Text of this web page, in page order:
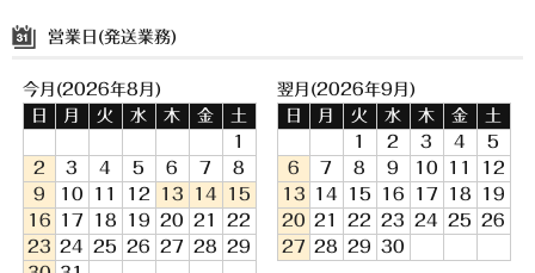
営業日(発送業務)
今月(2026年8月)
日
月 火 水 木 金
土
1
2
3 4 5 6 7
8
9
10 11 12 13 14
15
16
17 18 19 20 21
22
23 24 25 26 27 28
29
翌月(2026年9月)
日
月 火 水 木 金
土
1
2 3 4
5
6
7 8 9 10 11
12
13
14 15 16 17 18
19
20 21 22 23 24 25
26
27 28 29 30